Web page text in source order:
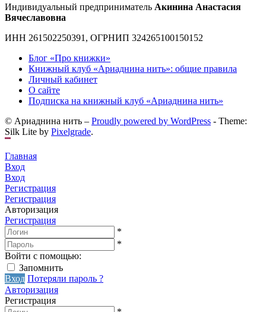
Индивидуальный предприниматель Акинина Анастасия
Вячеславовна
ИНН 261502250391, ОГРНИП 324265100150152
Блог «Про книжки»
Книжный клуб «Ариаднина нить»: общие правила
Личный кабинет
О сайте
Подписка на книжный клуб «Ариаднина нить»
© Ариаднина нить – Proudly powered by WordPress - Theme:
Silk Lite by Pixelgrade.
Главная
Вход
Вход
Регистрация
Регистрация
Авторизация
Регистрация
*
*
Войти с помощью:
Запомнить
Вход Потеряли пароль ?
Авторизация
Регистрация